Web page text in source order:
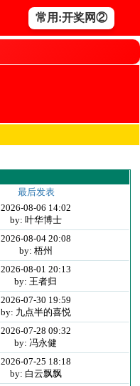
常用:开奖网②
最后发表
2026-08-06 14:02
by: 叶华博士
2026-08-04 20:08
by: 梧州
2026-08-01 20:13
by: 王者归
2026-07-30 19:59
by: 九点半的喜悦
2026-07-28 09:32
by: 冯永健
2026-07-25 18:18
by: 白云飘飘